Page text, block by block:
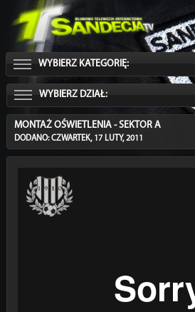
WYBIERZ KATEGORIĘ:
WYBIERZ DZIAŁ:
MONTAŻ OŚWIETLENIA - SEKTOR A
DODANO: CZWARTEK, 17 LUTY, 2011